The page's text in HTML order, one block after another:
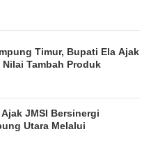
Timur, Bupati Ela Ajak
Tambah Produk
JMSI Bersinergi
Utara Melalui